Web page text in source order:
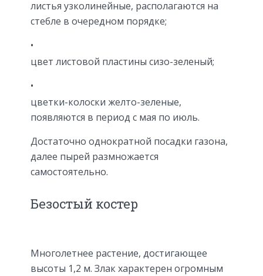
листья узколинейные, располагаются на
стебле в очередном порядке;
цвет листовой пластины сизо-зеленый;
цветки-колоски желто-зеленые,
появляются в период с мая по июль.
Достаточно однократной посадки газона,
далее пырей размножается
самостоятельно.
Безостый костер
Многолетнее растение, достигающее
высоты 1,2 м. Злак характерен огромным